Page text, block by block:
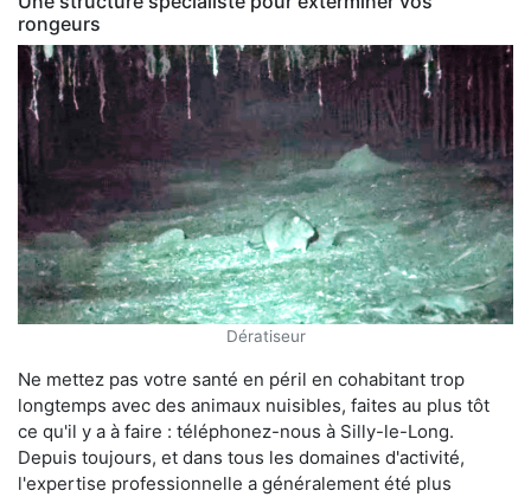
rongeurs
Dératiseur
Ne mettez pas votre santé en péril en cohabitant trop
longtemps avec des animaux nuisibles, faites au plus tôt
ce qu'il y a à faire : téléphonez-nous à Silly-le-Long.
Depuis toujours, et dans tous les domaines d'activité,
l'expertise professionnelle a généralement été plus